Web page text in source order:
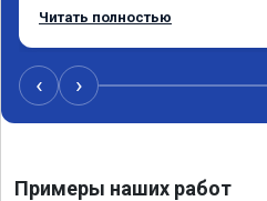
машина ожила немного, отзыв
провалы. Расход топлива
динамика улучшилась.
всем. Спасибо!!!
Читать полностью
‹ ›
Примеры наших работ